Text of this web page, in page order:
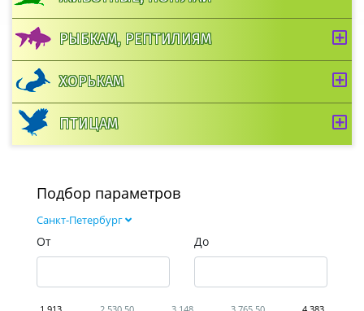
РЫБКАМ, РЕПТИЛИЯМ
ХОРЬКАМ
ПТИЦАМ
Подбор параметров
Санкт-Петербург
От До